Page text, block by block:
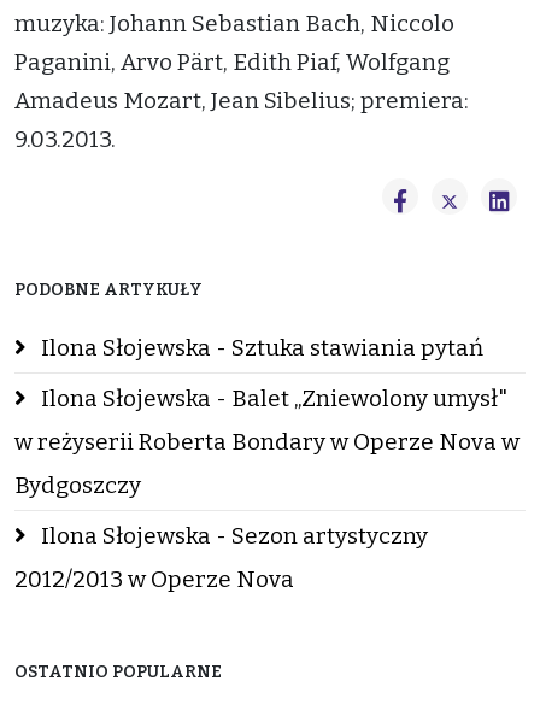
muzyka: Johann Sebastian Bach, Niccolo
Paganini, Arvo Pärt, Edith Piaf, Wolfgang
Amadeus Mozart, Jean Sibelius; premiera:
9.03.2013.
PODOBNE ARTYKUŁY
Ilona Słojewska - Sztuka stawiania pytań
Ilona Słojewska - Balet „Zniewolony umysł"
w reżyserii Roberta Bondary w Operze Nova w
Bydgoszczy
Ilona Słojewska - Sezon artystyczny
2012/2013 w Operze Nova
OSTATNIO POPULARNE